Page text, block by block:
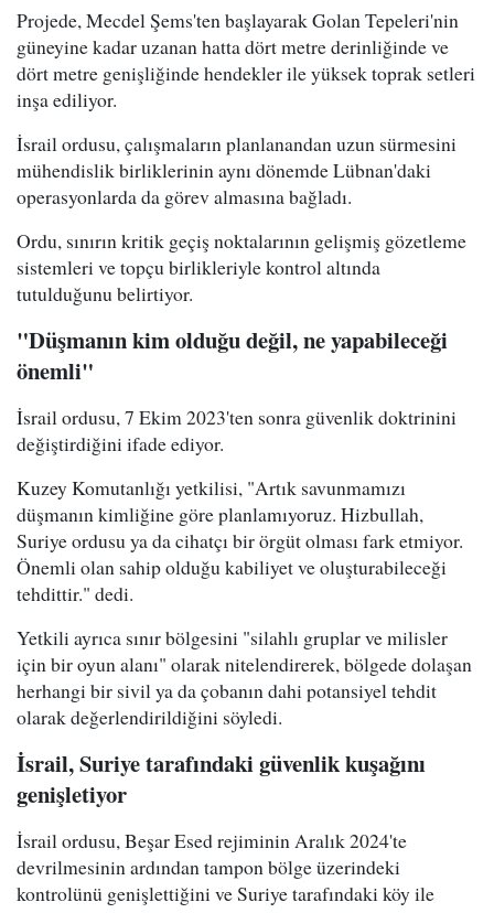
Projede, Mecdel Şems'ten başlayarak Golan Tepeleri'nin
güneyine kadar uzanan hatta dört metre derinliğinde ve
dört metre genişliğinde hendekler ile yüksek toprak setleri
inşa ediliyor.
İsrail ordusu, çalışmaların planlanandan uzun sürmesini
mühendislik birliklerinin aynı dönemde Lübnan'daki
operasyonlarda da görev almasına bağladı.
Ordu, sınırın kritik geçiş noktalarının gelişmiş gözetleme
sistemleri ve topçu birlikleriyle kontrol altında
tutulduğunu belirtiyor.
"Düşmanın kim olduğu değil, ne yapabileceği
önemli"
İsrail ordusu, 7 Ekim 2023'ten sonra güvenlik doktrinini
değiştirdiğini ifade ediyor.
Kuzey Komutanlığı yetkilisi, "Artık savunmamızı
düşmanın kimliğine göre planlamıyoruz. Hizbullah,
Suriye ordusu ya da cihatçı bir örgüt olması fark etmiyor.
Önemli olan sahip olduğu kabiliyet ve oluşturabileceği
tehdittir." dedi.
Yetkili ayrıca sınır bölgesini "silahlı gruplar ve milisler
için bir oyun alanı" olarak nitelendirerek, bölgede dolaşan
herhangi bir sivil ya da çobanın dahi potansiyel tehdit
olarak değerlendirildiğini söyledi.
İsrail, Suriye tarafındaki güvenlik kuşağını
genişletiyor
İsrail ordusu, Beşar Esed rejiminin Aralık 2024'te
devrilmesinin ardından tampon bölge üzerindeki
kontrolünü genişlettiğini ve Suriye tarafındaki köy ile